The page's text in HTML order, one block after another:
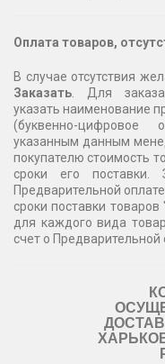
Оплата товаров,
В случае отсутствия
Заказать . Для
указать наименование
(буквенно-
указанным данным
покупателю стоимость
сроки его поставки.
Предварительной
сроки поставки
для каждого вида
счет о Предварительной